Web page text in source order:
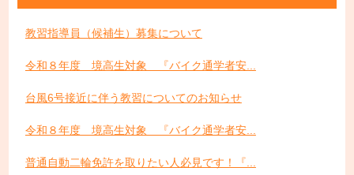
教習指導員（候補生）募集について
令和８年度 境高生対象 『バイク通学者安...
台風6号接近に伴う教習についてのお知らせ
令和８年度 境高生対象 『バイク通学者安...
普通自動二輪免許を取りたい人必見です！『...